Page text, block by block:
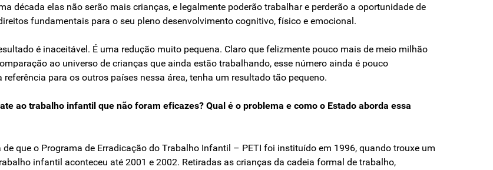
década elas não serão mais crianças, e legalmente poderão trabalhar e perderão a oportunidade de
fundamentais para o seu pleno desenvolvimento cognitivo, físico e emocional.
é inaceitável. É uma redução muito pequena. Claro que felizmente pouco mais de meio milhão
ao universo de crianças que ainda estão trabalhando, esse número ainda é pouco
para os outros países nessa área, tenha um resultado tão pequeno.
ao trabalho infantil que não foram eficazes? Qual é o problema e como o Estado aborda essa
que o Programa de Erradicação do Trabalho Infantil – PETI foi instituído em 1996, quando trouxe um
infantil aconteceu até 2001 e 2002. Retiradas as crianças da cadeia formal de trabalho,